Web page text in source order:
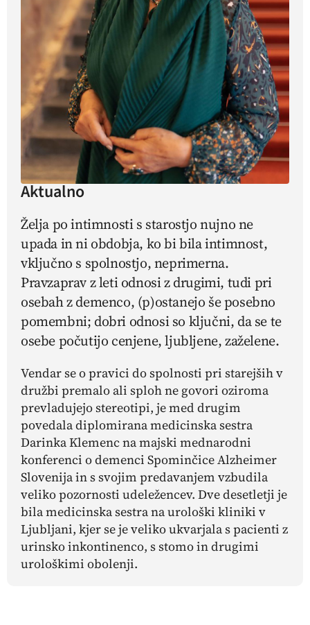
Aktualno
Želja po intimnosti s starostjo nujno ne
upada in ni obdobja, ko bi bila intimnost,
vključno s spolnostjo, neprimerna.
Pravzaprav z leti odnosi z drugimi, tudi pri
osebah z demenco, (p)ostanejo še posebno
pomembni; dobri odnosi so ključni, da se te
osebe počutijo cenjene, ljubljene, zaželene.
Vendar se o pravici do spolnosti pri starejših v
družbi premalo ali sploh ne govori oziroma
prevladujejo stereotipi, je med drugim
povedala diplomirana medicinska sestra
Darinka Klemenc na majski mednarodni
konferenci o demenci Spominčice Alzheimer
Slovenija in s svojim predavanjem vzbudila
veliko pozornosti udeležencev. Dve desetletji je
bila medicinska sestra na urološki kliniki v
Ljubljani, kjer se je veliko ukvarjala s pacienti z
urinsko inkontinenco, s stomo in drugimi
urološkimi obolenji.